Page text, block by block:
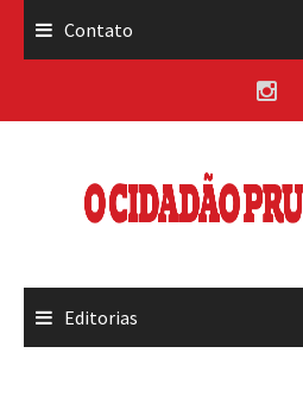
Contato
Editorias